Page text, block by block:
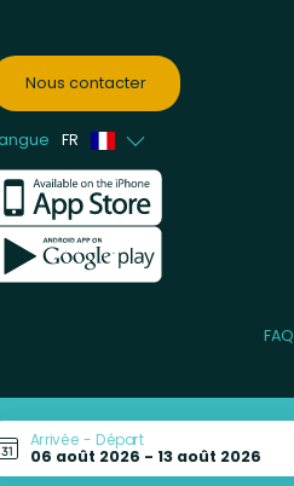
Arrivée - Départ
Nous contacter
FR
Anglais
Néerlandais
FAQ